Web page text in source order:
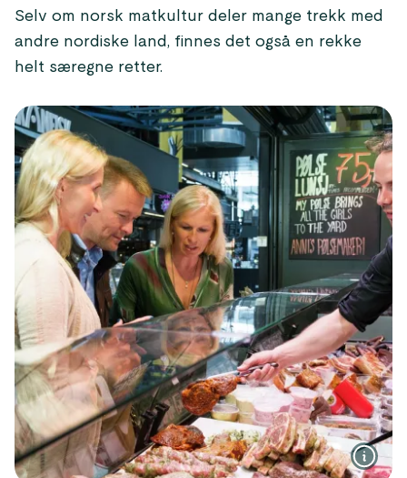
Selv om norsk matkultur deler mange trekk med
andre nordiske land, finnes det også en rekke
helt særegne retter.